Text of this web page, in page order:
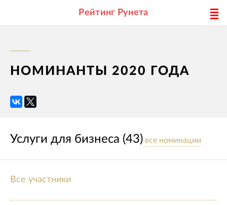
Рейтинг Рунета
НОМИНАНТЫ 2020 ГОДА
Услуги для бизнеса (43) все номинации
Все участники